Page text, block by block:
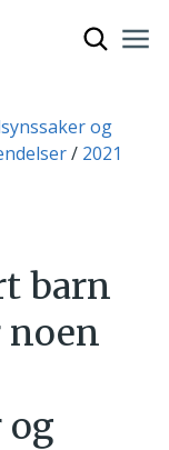
og
2021
barn
noen